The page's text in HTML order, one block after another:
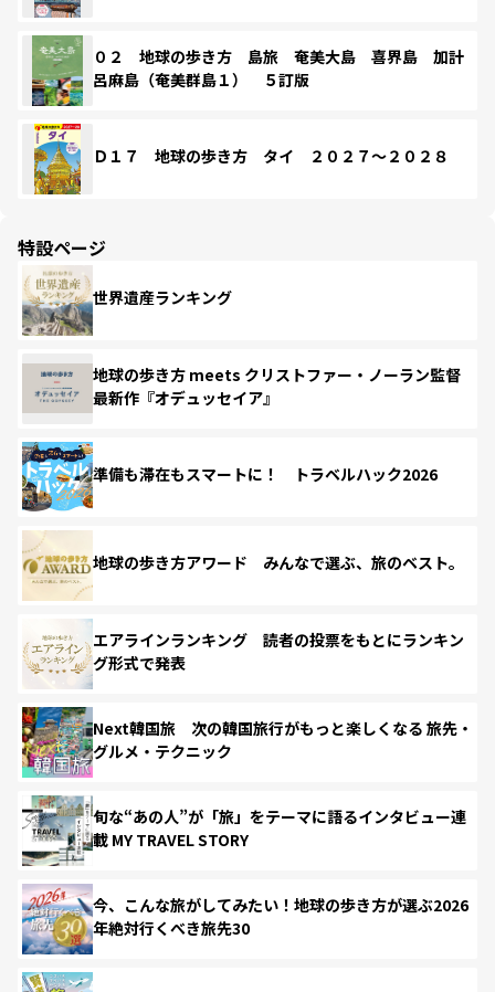
０２ 地球の歩き方 島旅 奄美大島 喜界島 加計
呂麻島（奄美群島１） ５訂版
Ｄ１７ 地球の歩き方 タイ ２０２７～２０２８
特設ページ
世界遺産ランキング
地球の歩き方 meets クリストファー・ノーラン監督
最新作『オデュッセイア』
準備も滞在もスマートに！ トラベルハック2026
地球の歩き方アワード みんなで選ぶ、旅のベスト。
エアラインランキング 読者の投票をもとにランキン
グ形式で発表
Next韓国旅 次の韓国旅行がもっと楽しくなる 旅先・
グルメ・テクニック
旬な“あの人”が「旅」をテーマに語るインタビュー連
載 MY TRAVEL STORY
今、こんな旅がしてみたい！地球の歩き方が選ぶ2026
年絶対行くべき旅先30